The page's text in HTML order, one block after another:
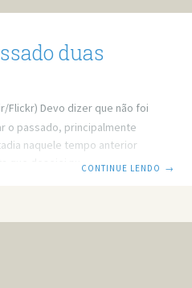
duas
Flickr) Devo dizer que não foi
o passado, principalmente
naquele tempo anterior
que desejei nunca mais ver.
CONTINUE LENDO →